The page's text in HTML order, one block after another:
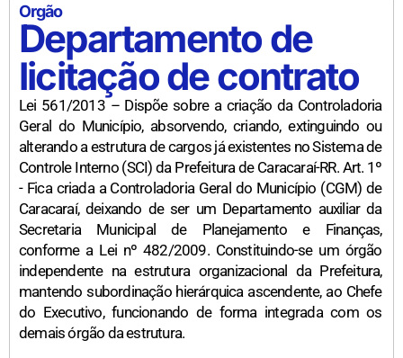
Orgão
Departamento de
licitação de contrato
Lei 561/2013 – Dispõe sobre a criação da Controladoria
Geral do Município, absorvendo, criando, extinguindo ou
alterando a estrutura de cargos já existentes no Sistema de
Controle Interno (SCI) da Prefeitura de Caracaraí-RR. Art. 1º
- Fica criada a Controladoria Geral do Município (CGM) de
Caracaraí, deixando de ser um Departamento auxiliar da
Secretaria Municipal de Planejamento e Finanças,
conforme a Lei nº 482/2009. Constituindo-se um órgão
independente na estrutura organizacional da Prefeitura,
mantendo subordinação hierárquica ascendente, ao Chefe
do Executivo, funcionando de forma integrada com os
demais órgão da estrutura.